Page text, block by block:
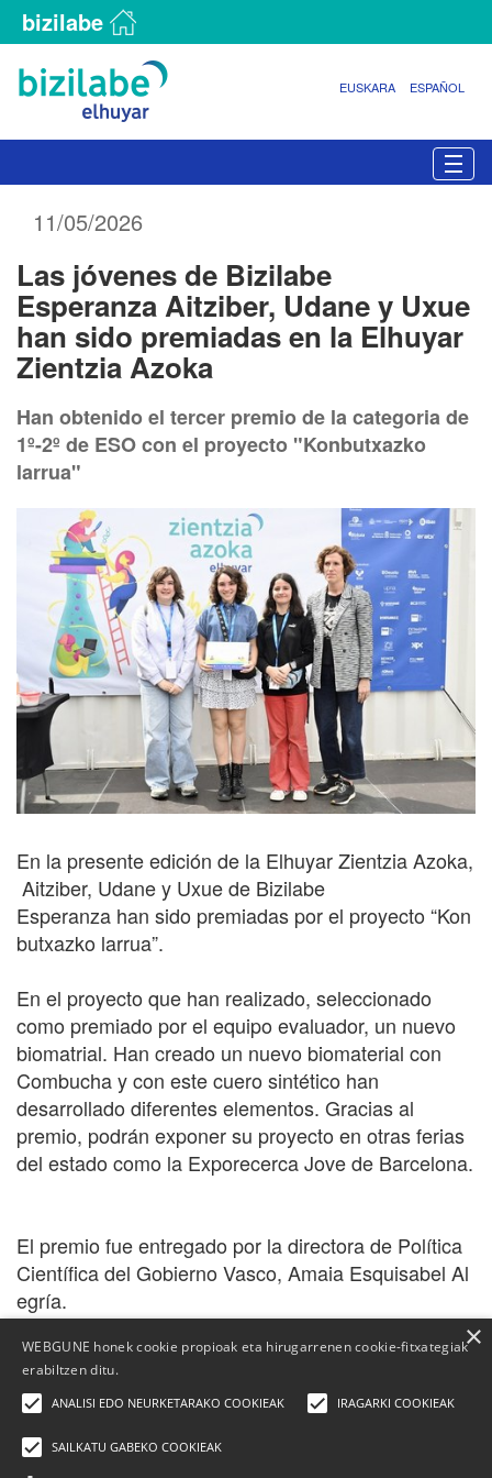
bizilabe
EUSKARA ESPAÑOL
11/05/2026
Las jóvenes de Bizilabe
Esperanza Aitziber, Udane y Uxue
han sido premiadas en la Elhuyar
Zientzia Azoka
Han obtenido el tercer premio de la categoria de
1º-2º de ESO con el proyecto "Konbutxazko
larrua"
En la presenteedición de la ElhuyarZientziaAzoka,
Aitziber, Udaney Uxuede Bizilabe
Esperanza han sido premiadas porel proyecto “Kon
butxazko larrua”.
En el proyecto que han realizado, seleccionado
como premiado por el equipo evaluador, un nuevo
biomatrial. Han creado un nuevo biomaterial con
Combucha y con este cuero sintético han
desarrollado diferentes elementos. Gracias al
premio, podrán exponer su proyecto en otras ferias
del estado como la Exporecerca Jove de Barcelona.
El premio fueentregado por ladirectorade Política
Científicadel Gobierno Vasco, Amaia Esquisabel Al
egría.
WEBGUNE honek cookie propioak eta hirugarrenen cookie-fitxategiak
erabiltzen ditu.
ANALISI EDO NEURKETARAKO COOKIEAK IRAGARKI COOKIEAK
SAILKATU GABEKO COOKIEAK
×